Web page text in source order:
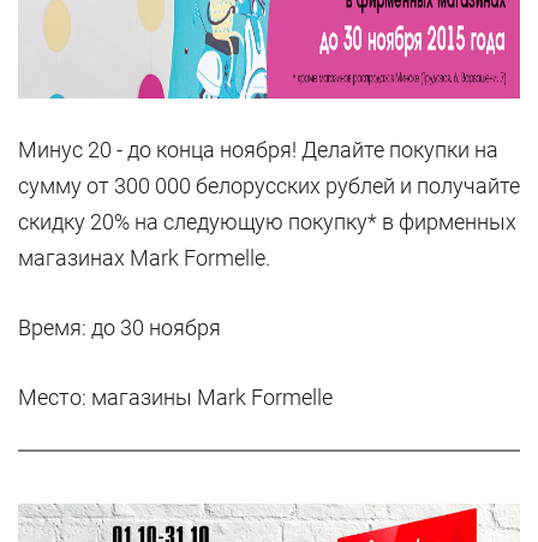
Минус 20 - до конца ноября! Делайте покупки на
сумму от 300 000 белорусских рублей и получайте
скидку 20% на следующую покупку* в фирменных
магазинах Mark Formelle.
Время: до 30 ноября
Место: магазины Mark Formelle